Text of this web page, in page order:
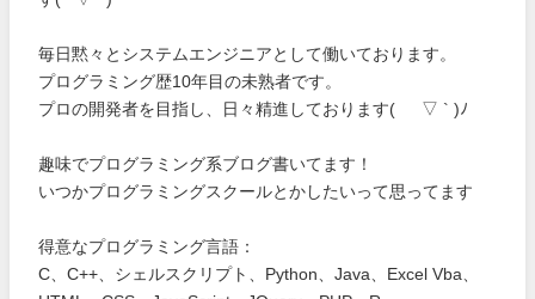
毎日黙々とシステムエンジニアとして働いております。
プログラミング歴10年目の未熟者です。
プロの開発者を目指し、日々精進しております( ´ ▽ ` )ﾉ
趣味でプログラミング系ブログ書いてます！
いつかプログラミングスクールとかしたいって思ってます
得意なプログラミング言語：
C、C++、シェルスクリプト、Python、Java、Excel Vba、